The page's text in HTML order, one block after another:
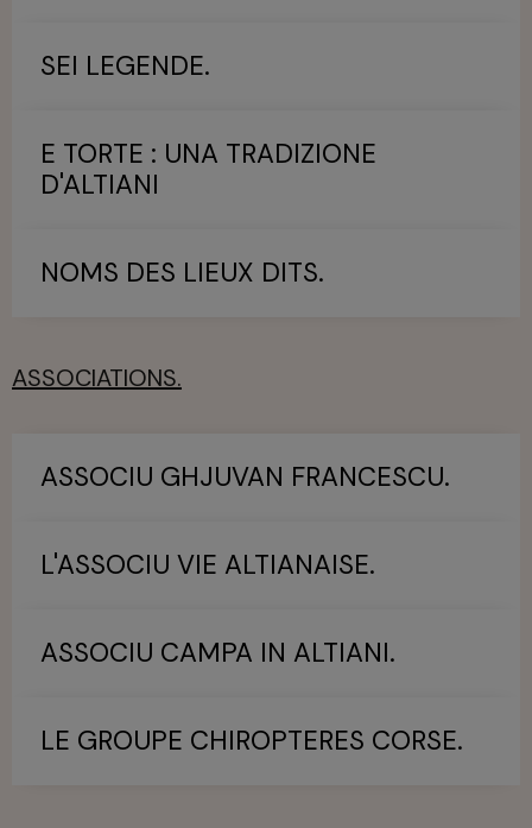
SEI LEGENDE.
E TORTE : UNA TRADIZIONE
D'ALTIANI
NOMS DES LIEUX DITS.
ASSOCIATIONS.
ASSOCIU GHJUVAN FRANCESCU.
L'ASSOCIU VIE ALTIANAISE.
ASSOCIU CAMPA IN ALTIANI.
LE GROUPE CHIROPTERES CORSE.